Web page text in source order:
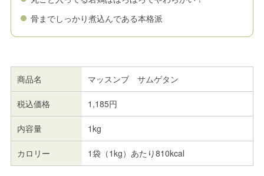
骨までしっかり煮込んである本格派
商品名 マッスンブ サムゲタン
税込価格 1,185円
内容量 1kg
カロリー 1袋（1kg）あたり810kcal